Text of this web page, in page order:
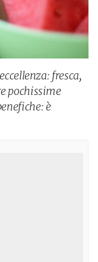
fresca,
pochissime
è